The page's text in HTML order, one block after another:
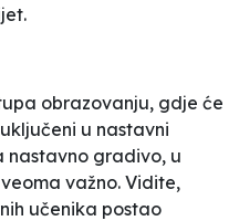
obrazovanju, gdje će
u nastavni
nastavno gradivo, u
važno. Vidite,
učenika postao